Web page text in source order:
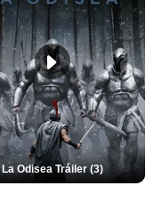
La Odisea Tráiler (3)